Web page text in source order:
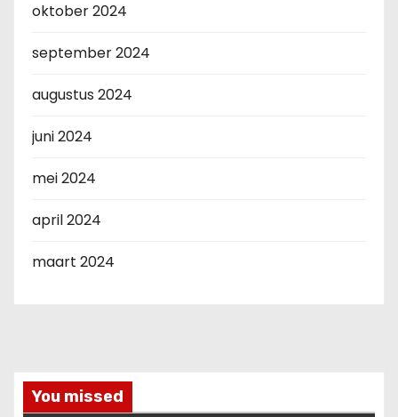
oktober 2024
september 2024
augustus 2024
juni 2024
mei 2024
april 2024
maart 2024
You missed